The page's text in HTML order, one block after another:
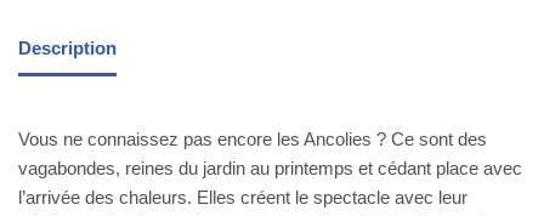
Description
Vous ne connaissez pas encore les Ancolies ? Ce sont des
vagabondes, reines du jardin au printemps et cédant place avec
l’arrivée des chaleurs. Elles créent le spectacle avec leur